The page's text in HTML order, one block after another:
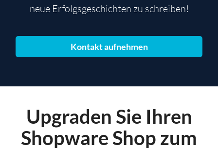
neue Erfolgsgeschichten zu schreiben!
Kontakt aufnehmen
Upgraden Sie Ihren
Shopware Shop zum